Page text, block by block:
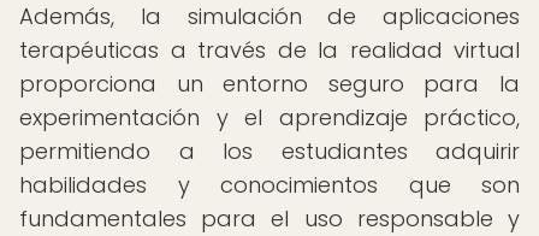
Además, la simulación de aplicaciones
terapéuticas a través de la realidad virtual
proporciona un entorno seguro para la
experimentación y el aprendizaje práctico,
permitiendo a los estudiantes adquirir
habilidades y conocimientos que son
fundamentales para el uso responsable y